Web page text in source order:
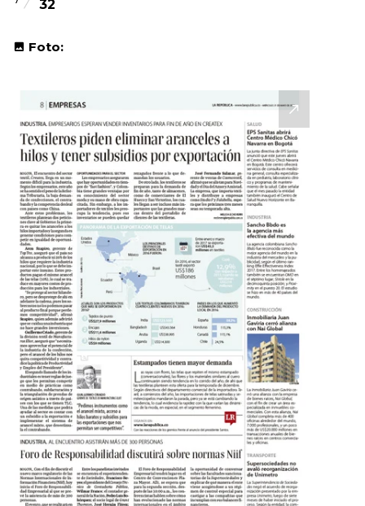
32
Foto: